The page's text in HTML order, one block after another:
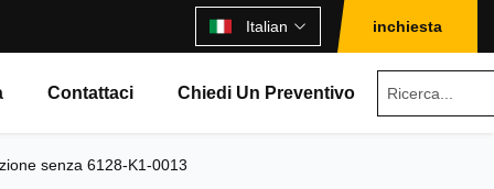
Italian inchiesta
Contattaci Chiedi Un Preventivo
senza 6128-K1-0013